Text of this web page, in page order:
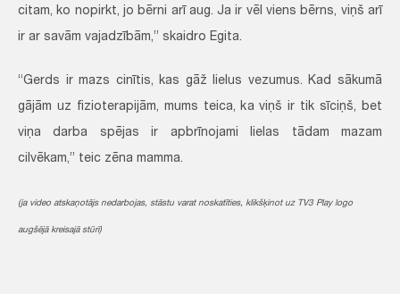
citam, ko nopirkt, jo bērni arī aug. Ja ir vēl viens bērns, viņš arī
ir ar savām vajadzībām,” skaidro Egita.
“Gerds ir mazs cinītis, kas gāž lielus vezumus. Kad sākumā
gājām uz fizioterapijām, mums teica, ka viņš ir tik sīciņš, bet
viņa darba spējas ir apbrīnojami lielas tādam mazam
cilvēkam,” teic zēna mamma.
(ja video atskaņotājs nedarbojas, stāstu varat noskatīties, klikšķinot uz TV3 Play logo
augšējā kreisajā stūrī)